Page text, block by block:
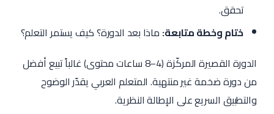
تحقق.
ختام وخطة متابعة: ماذا بعد الدورة؟ كيف يستمر التعلم؟
الدورة القصيرة المركّزة (4–8 ساعات محتوى) غالباً تبيع أفضل
من دورة ضخمة غير منتهية. المتعلم العربي يقدّر الوضوح
والتطبيق السريع على الإطالة النظرية.